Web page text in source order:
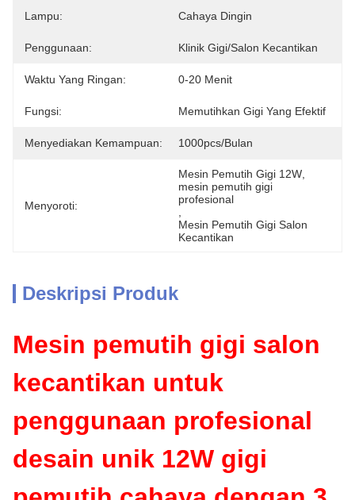
Lampu: Cahaya Dingin
Penggunaan: Klinik Gigi/salon Kecantikan
Waktu Yang Ringan: 0-20 Menit
Fungsi: Memutihkan Gigi Yang Efektif
Menyediakan Kemampuan: 1000pcs/bulan
Menyoroti:
Mesin Pemutih Gigi 12W
mesin pemutih gigi
profesional
Mesin Pemutih Gigi Salon
Kecantikan
Deskripsi Produk
Mesin pemutih gigi salon
kecantikan untuk
penggunaan profesional
desain unik 12W gigi